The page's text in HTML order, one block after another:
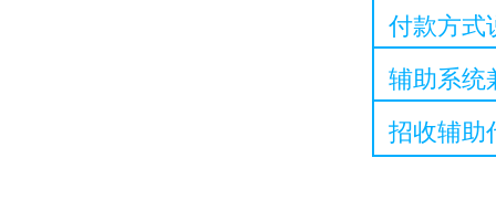
付款方式
辅助系统
招收辅助